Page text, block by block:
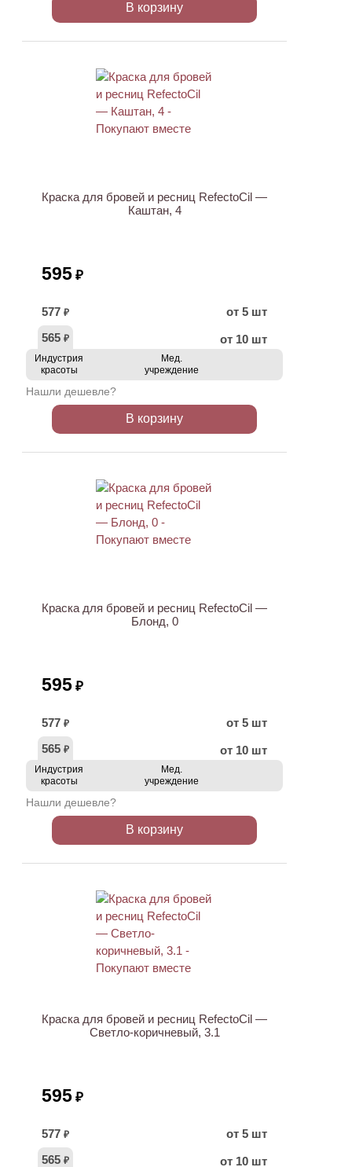
В корзину
Краска для бровей и ресниц RefectoCil —
Каштан, 4
595 ₽
577 ₽
от 5 шт
565 ₽ от 10 шт
Индустрия
красоты
Мед.
учреждение
Нашли дешевле?
В корзину
Краска для бровей и ресниц RefectoCil —
Блонд, 0
595 ₽
577 ₽
от 5 шт
565 ₽ от 10 шт
Индустрия
красоты
Мед.
учреждение
Нашли дешевле?
В корзину
Краска для бровей и ресниц RefectoCil —
Светло-коричневый, 3.1
595 ₽
577 ₽
от 5 шт
565 ₽ от 10 шт